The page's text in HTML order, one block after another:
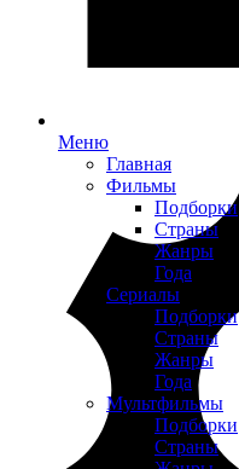
Меню
Главная
Фильмы
Подборки
Страны
Жанры
Года
Сериалы
Подборки
Страны
Жанры
Года
Мультфильмы
Подборки
Страны